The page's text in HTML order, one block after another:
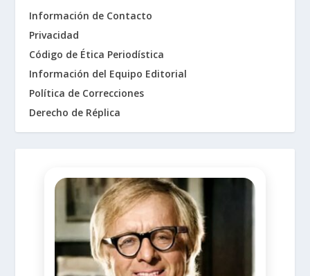
Información de Contacto
Privacidad
Código de Ética Periodística
Información del Equipo Editorial
Política de Correcciones
Derecho de Réplica